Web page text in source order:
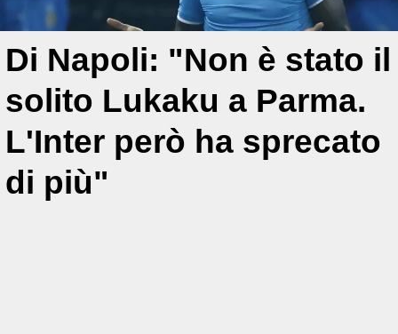
Di Napoli: "Non è stato il
solito Lukaku a Parma.
L'Inter però ha sprecato
di più"